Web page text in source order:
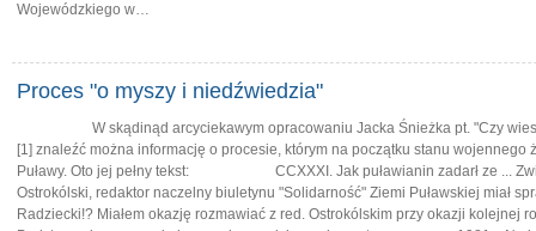
Wojewódzkiego w…
Proces "o myszy i niedźwiedzia"
W skądinąd arcyciekawym opracowaniu Jacka Śnieżka pt. "Czy wiesz,
[1] znaleźć można informację o procesie, którym na początku stanu wojennego
Puławy. Oto jej pełny tekst: CCXXXI. Jak puławianin zadarł ze ...
Ostrokólski, redaktor naczelny biuletynu "Solidarność" Ziemi Puławskiej miał
Radziecki!? Miałem okazję rozmawiać z red. Ostrokólskim przy okazji kolejnej